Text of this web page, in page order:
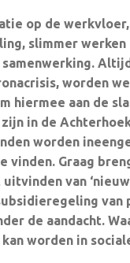
op de
slimmer werken
samenwerking.
worden
hiermee aan de
in de
worden
vinden. Graag
uitvinden van
van
de aandacht.
worden in